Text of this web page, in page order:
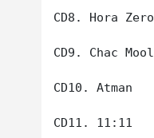
CD8. Hora Zero
CD9. Chac Mool
CD10. Atman
CD11. 11:11